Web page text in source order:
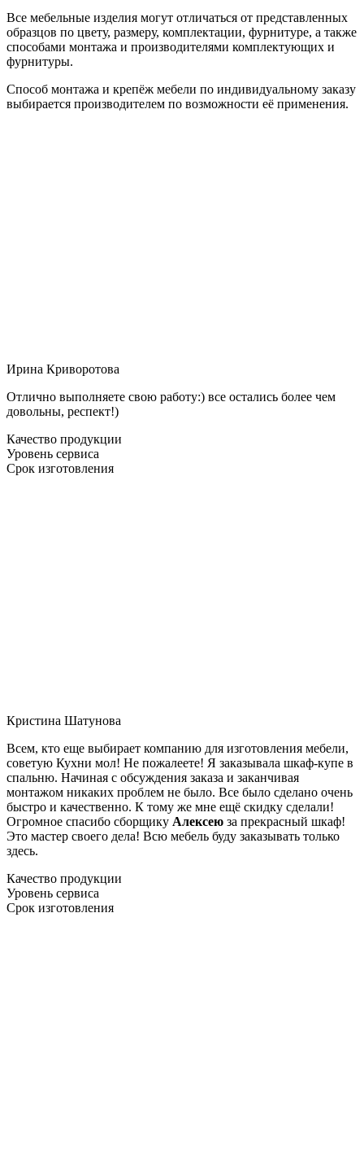
Все мебельные изделия могут отличаться от представленных
образцов по цвету, размеру, комплектации, фурнитуре, а также
способами монтажа и производителями комплектующих и
фурнитуры.
Способ монтажа и крепёж мебели по индивидуальному заказу
выбирается производителем по возможности её применения.
Ирина Криворотова
Отлично выполняете свою работу:) все остались более чем
довольны, респект!)
Качество продукции
Уровень сервиса
Срок изготовления
Кристина Шатунова
Всем, кто еще выбирает компанию для изготовления мебели,
советую Кухни мол! Не пожалеете! Я заказывала шкаф-купе в
спальню. Начиная с обсуждения заказа и заканчивая
монтажом никаких проблем не было. Все было сделано очень
быстро и качественно. К тому же мне ещё скидку сделали!
Огромное спасибо сборщику Алексею за прекрасный шкаф!
Это мастер своего дела! Всю мебель буду заказывать только
здесь.
Качество продукции
Уровень сервиса
Срок изготовления